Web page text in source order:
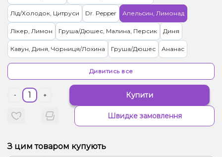
Лід/Холодок, Цитруси Dr. Pepper Апельсин, Лимонад
Лікер, Лимон Груша/Дюшес, Малина, Персик Диня
Кавун, Диня, Чорниця/Лохина Груша/Дюшес Ананас
Ананас, Апельсин, Банан, Грейпфрут. Кавун
Дивитись все
- + Купити
Швидке замовлення
З цим товаром купують